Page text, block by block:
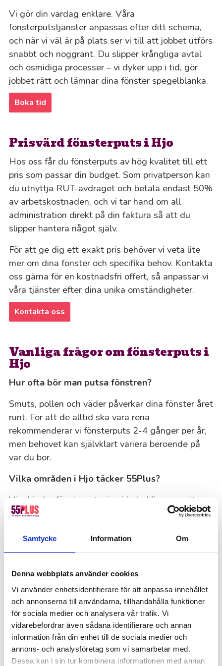
Samtycke Information Om
Denna webbplats använder cookies
Vi använder enhetsidentifierare för att anpassa innehållet
och annonserna till användarna, tillhandahålla funktioner
för sociala medier och analysera vår trafik. Vi
vidarebefordrar även sådana identifierare och annan
information från din enhet till de sociala medier och
annons- och analysföretag som vi samarbetar med.
Dessa kan i sin tur kombinera informationen med annan
Vi gör din vardag enklare. Våra
fönsterputstjänster anpassas efter ditt schema,
och när vi väl är på plats ser vi till att jobbet utförs
snabbt och noggrant. Du slipper krångliga avtal
och osmidiga processer – vi dyker upp i tid, gör
jobbet rätt och lämnar dina fönster spegelblanka.
Boka tid
Prisvärd fönsterputs i Hjo
Hos oss får du fönsterputs av hög kvalitet till ett
pris som passar din budget. Som privatperson kan
du utnyttja RUT-avdraget och betala endast 50%
av arbetskostnaden, och vi tar hand om all
administration direkt på din faktura så att du
slipper hantera något själv.
För att ge dig ett exakt pris behöver vi veta lite
mer om dina fönster och specifika behov. Kontakta
oss gärna för en kostnadsfri offert, så anpassar vi
våra tjänster efter dina unika omständigheter.
Kontakta oss
Vanliga frågor om fönsterputs i
Hjo
Hur ofta bör man putsa fönstren?
Smuts, pollen och väder påverkar dina fönster året
runt. För att de alltid ska vara rena
rekommenderar vi fönsterputs 2-4 gånger per år,
men behovet kan självklart variera beroende på
var du bor.
Vilka områden i Hjo täcker 55Plus?
Vi erbjuder fönsterputsning i hela Hjo, oavsett om
du bor i villa eller lägenhet, centralt eller utanför
stadskärnan.
Kundomdömen om vår
fönsterputsning i Hjo
Fönsterputs: Mycket bra och prisvärt. Trevlig personal.
Anders E
Boka din fönsterputs i Hjo idag!